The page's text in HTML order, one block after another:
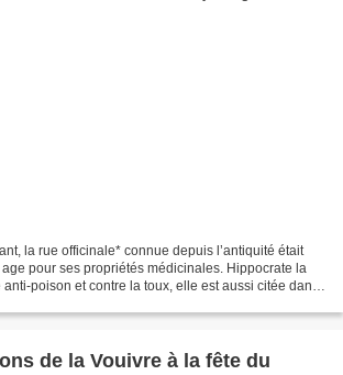
la rue officinale* connue depuis l’antiquité était
pour ses propriétés médicinales. Hippocrate la
poison et contre la toux, elle est aussi citée dans
de la Vouivre à la fête du